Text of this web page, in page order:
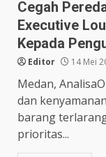
Cegah
Executive
Kepada
Editor 14 Mei
Medan,
dan
barang
prioritas...